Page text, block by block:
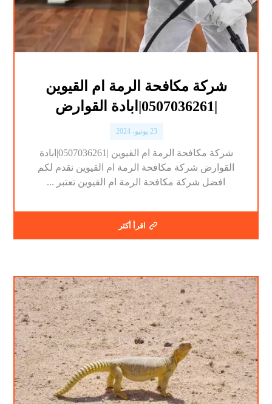
شركة مكافحة الرمة ام القيوين
23 يونيو، 2024
شركة مكافحة الرمة ام القيوين |0507036261|ابادة
القوارض شركة مكافحة الرمة ام القيوين نقدم لكم
افضل شركة مكافحة الرمة ام القيوين تعتبر ...
اقرأ أكثر